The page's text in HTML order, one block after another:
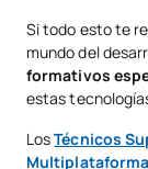
Si todo esto te
mundo del
formativos
estas
LosTécnicos
Multiplataforma